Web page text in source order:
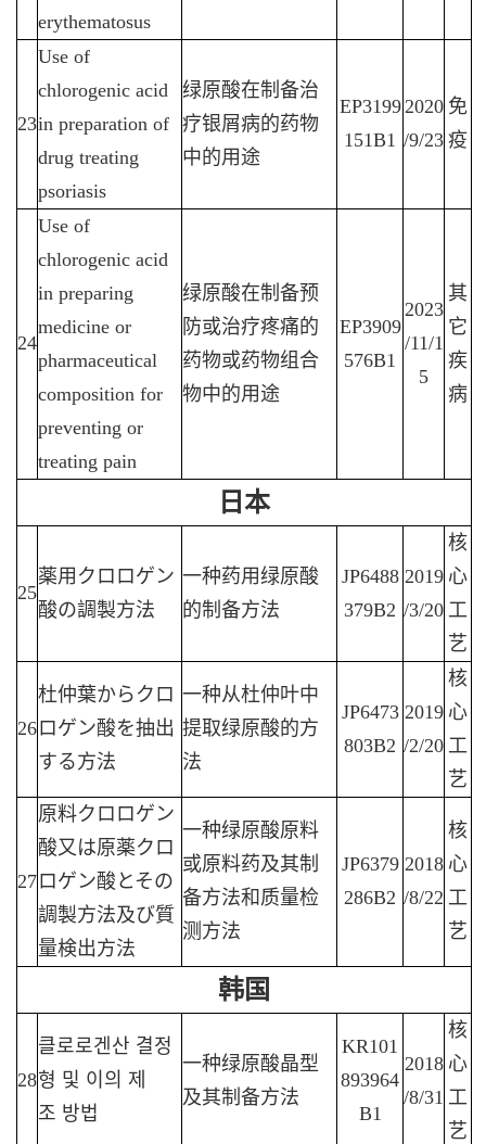
erythematosus
23
Use of
chlorogenic acid
in preparation of
drug treating
psoriasis
绿原酸在制备治
疗银屑病的药物
中的用途
EP3199
151B1
2020
/9/23
免
疫
24
Use of
chlorogenic acid
in preparing
medicine or
pharmaceutical
composition for
preventing or
treating pain
绿原酸在制备预
防或治疗疼痛的
药物或药物组合
物中的用途
EP3909
576B1
2023
/11/1
5
其
它
疾
病
日本
25
薬用クロロゲン
酸の調製方法
一种药用绿原酸
的制备方法
JP6488
379B2
2019
/3/20
核
心
工
艺
26
杜仲葉からクロ
ロゲン酸を抽出
する方法
一种从杜仲叶中
提取绿原酸的方
法
JP6473
803B2
2019
/2/20
核
心
工
艺
27
原料クロロゲン
酸又は原薬クロ
ロゲン酸とその
調製方法及び質
量検出方法
一种绿原酸原料
或原料药及其制
备方法和质量检
测方法
JP6379
286B2
2018
/8/22
核
心
工
艺
韩国
28
클로로겐산 결정
형 및 이의 제
조 방법
一种绿原酸晶型
及其制备方法
KR101
893964
B1
2018
/8/31
核
心
工
艺